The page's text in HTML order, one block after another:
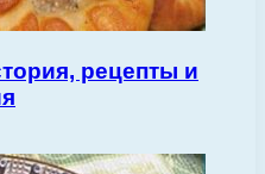
рецепты и